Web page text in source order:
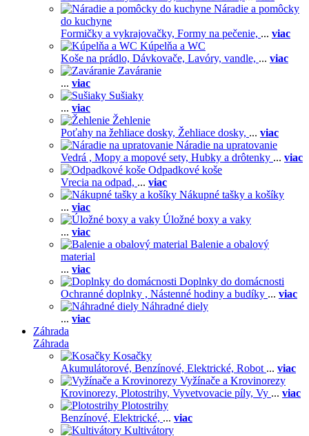
Náradie a pomôcky
do kuchyne
Formičky a vykrajovačky, Formy na pečenie, ... viac
Kúpelňa a WC
Koše na prádlo, Dávkovače, Lavóry, vandle, ... viac
Zaváranie
... viac
Sušiaky
... viac
Žehlenie
Poťahy na žehliace dosky, Žehliace dosky, ... viac
Náradie na upratovanie
Vedrá , Mopy a mopové sety, Hubky a drôtenky ... viac
Odpadkové koše
Vrecia na odpad, ... viac
Nákupné tašky a košíky
... viac
Úložné boxy a vaky
... viac
Balenie a obalový
material
... viac
Doplnky do domácnosti
Ochranné doplnky , Nástenné hodiny a budíky ... viac
Náhradné diely
... viac
Záhrada
Záhrada
Kosačky
Akumulátorové, Benzínové, Elektrické, Robot ... viac
Vyžínače a Krovinorezy
Krovinorezy, Plotostrihy, Vyvetvovacie píly, Vy ... viac
Plotostrihy
Benzínové, Elektrické, ... viac
Kultivátory